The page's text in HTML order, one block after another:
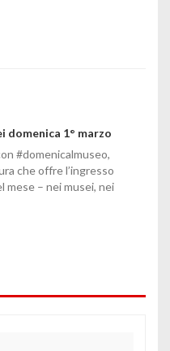
domenica 1° marzo
#domenicalmuseo,
che offre l’ingresso
mese – nei musei, nei